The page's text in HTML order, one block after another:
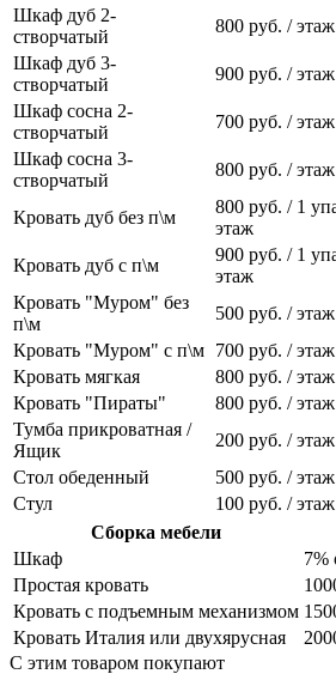
Шкаф дуб 2-
створчатый
800 руб. / этаж
Шкаф дуб 3-
створчатый
900 руб. / этаж
Шкаф сосна 2-
створчатый
700 руб. / этаж
Шкаф сосна 3-
створчатый
800 руб. / этаж
Кровать дуб без п\м
800 руб. / 1
этаж
Кровать дуб с п\м
900 руб. / 1
этаж
Кровать "Муром" без
п\м
500 руб. / этаж
Кровать "Муром" с п\м 700 руб. / этаж
Кровать мягкая
800 руб. / этаж
Кровать "Пираты"
800 руб. / этаж
Тумба прикроватная /
Ящик
200 руб. / этаж
Стол обеденный
500 руб. / этаж
Стул
100 руб. / этаж
Сборка мебели
Шкаф
7%
Простая кровать
Кровать с подъемным механизмом
Кровать Италия или двухярусная
С этим товаром покупают